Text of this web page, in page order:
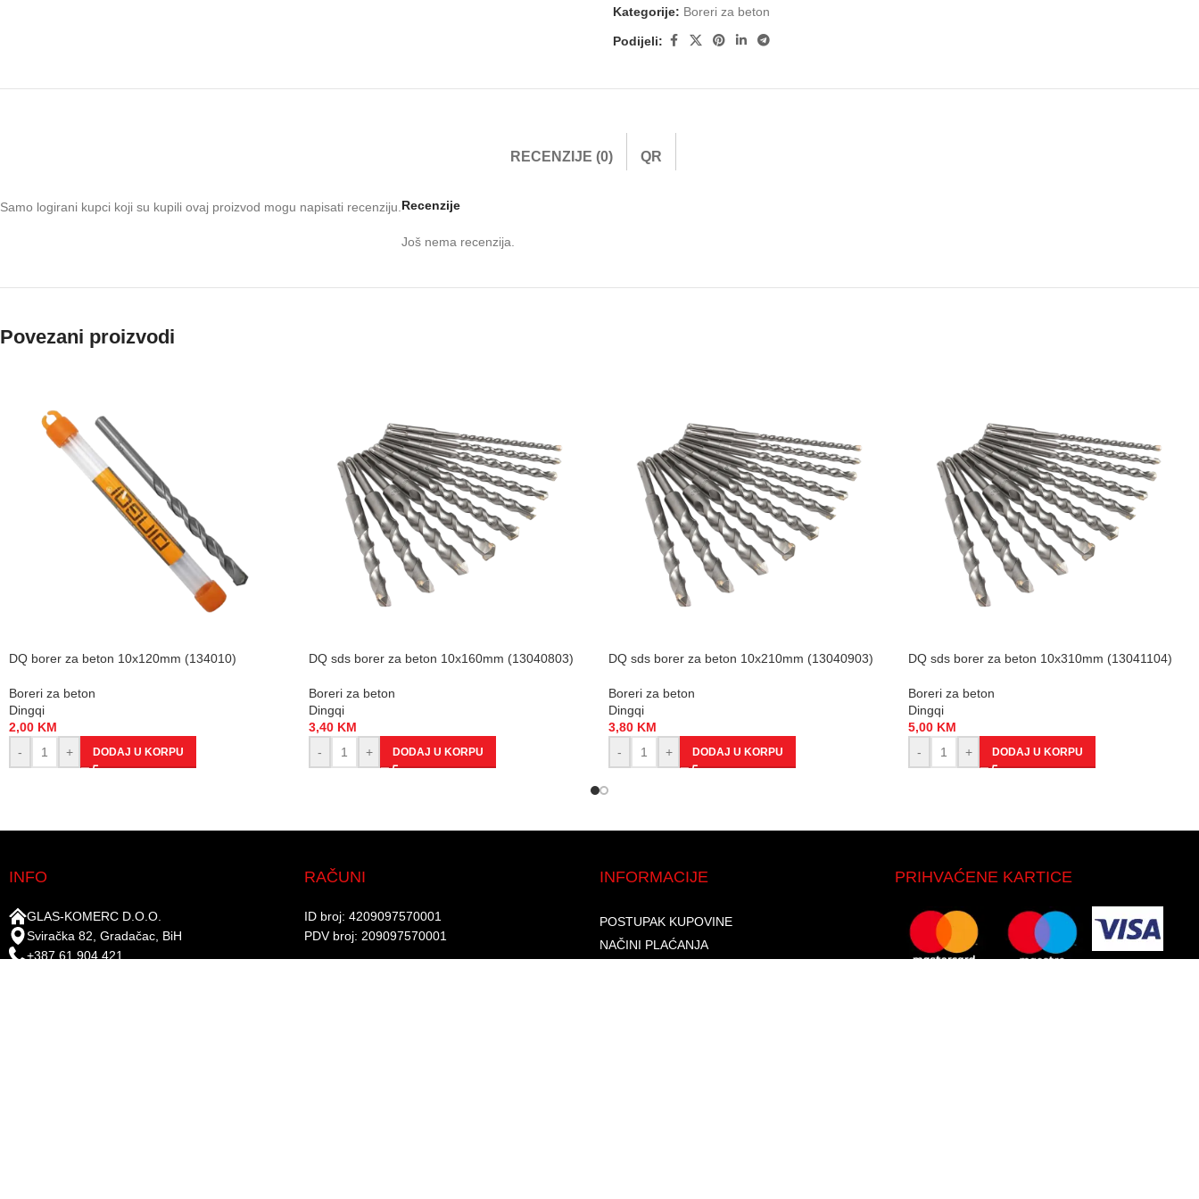
Kategorije: Boreri za beton
Podijeli:
RECENZIJE (0) QR
Recenzije
Još nema recenzija.
Samo logirani kupci koji su kupili ovaj proizvod mogu napisati recenziju.
Povezani proizvodi
DQ borer za beton 10x120mm (134010)
Boreri za beton
Dingqi
2,00 KM
-
+ DODAJ U KORPU
DQ sds borer za beton 10x160mm (13040803)
Boreri za beton
Dingqi
3,40 KM
-
+ DODAJ U KORPU
DQ sds borer za beton 10x210mm (13040903)
Boreri za beton
Dingqi
3,80 KM
-
+ DODAJ U KORPU
DQ sds borer za beton 10x310mm (13041104)
Boreri za beton
Dingqi
5,00 KM
-
+ DODAJ U KORPU
INFO
GLAS-KOMERC D.O.O.
Sviračka 82, Gradačac, BiH
+387 61 904 421
RAČUNI
ID broj: 4209097570001​
PDV broj: 209097570001 ​
INFORMACIJE
POSTUPAK KUPOVINE
NAČINI PLAĆANJA
PRIHVAĆENE KARTICE